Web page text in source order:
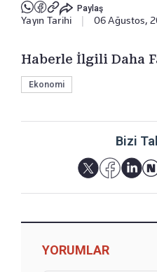
Paylaş
Yayın Tarihi 06 Ağustos,
Haberle İlgili Daha
Ekonomi
Bizi
YORUMLAR